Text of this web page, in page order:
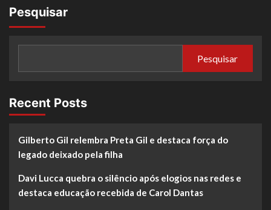
Pesquisar
Pesquisar
Recent Posts
Gilberto Gil relembra Preta Gil e destaca força do
legado deixado pela filha
Davi Lucca quebra o silêncio após elogios nas redes e
destaca educação recebida de Carol Dantas